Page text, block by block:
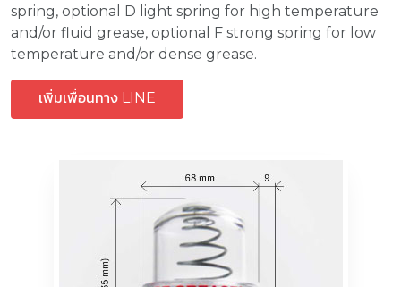
spring, optional D light spring for high temperature
and/or fluid grease, optional F strong spring for low
temperature and/or dense grease.
เพิ่มเพื่อนทาง LINE